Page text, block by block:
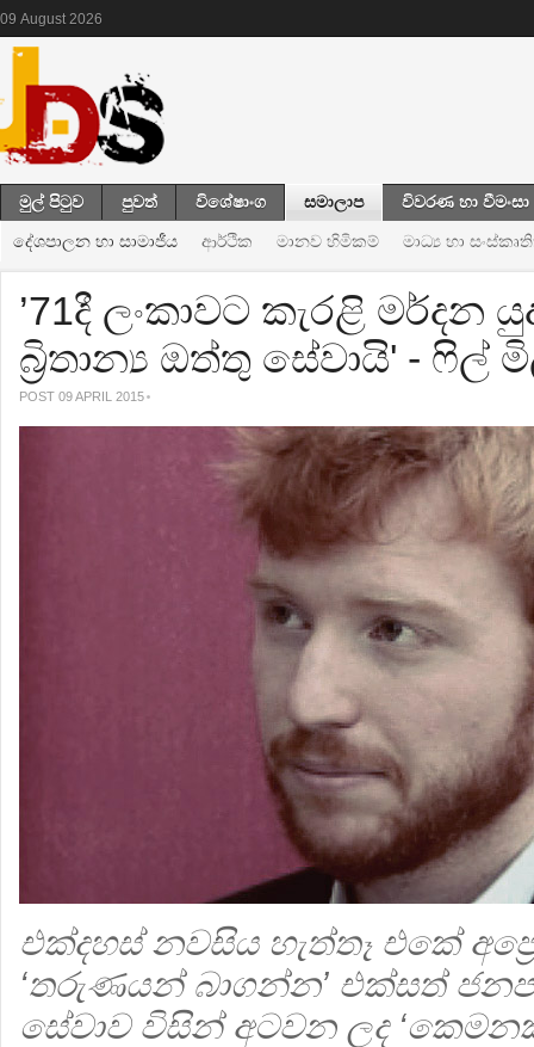
09 August 2026
මුල් පිටුව පුවත් විශේෂාංග සමාලාප විවරණ හා වීමංසා
දේශපාලන හා සාමාජීය ආර්ථික මානව හිමිකම් මාධ්‍ය හා
’71දී ලංකාවට කැරළි මර්දන
බ්‍රිතාන්‍ය ඔත්තු සේවායි' - ෆිල්
POST 09 APRIL 2015
එක්දහස් නවසිය හැත්තෑ එකේ
‘තරුණයන් බාගන්න’ එක්සත්
සේවාව විසින් අටවන ලද